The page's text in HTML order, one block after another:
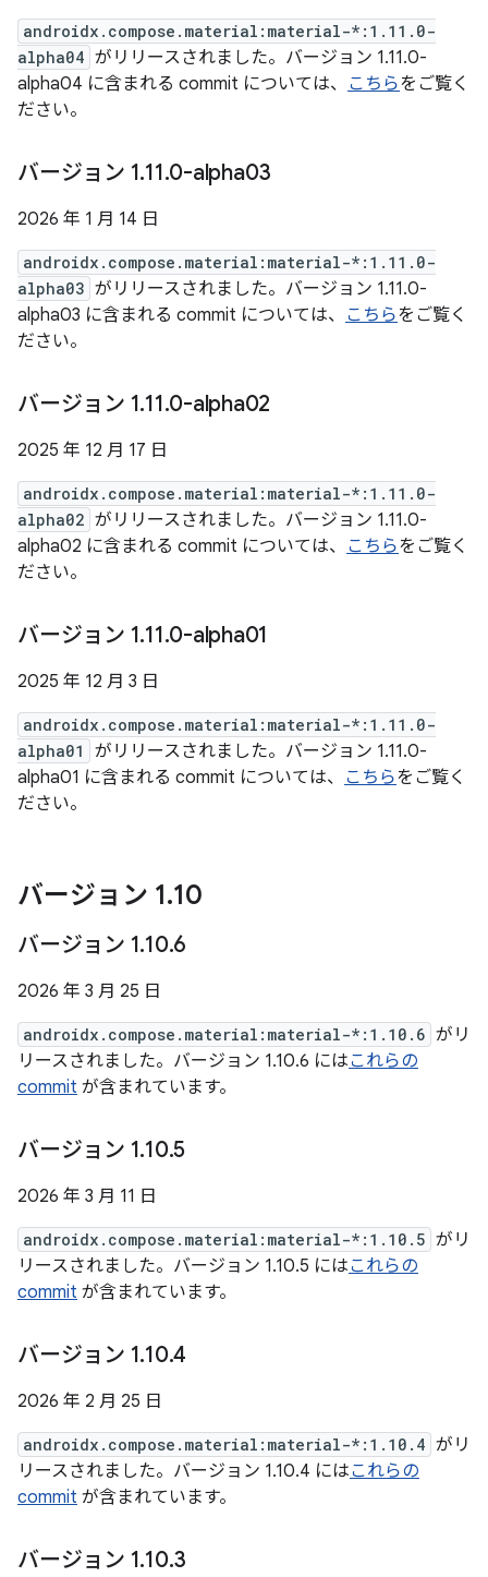
androidx.compose.material:material-*:1.11.0-
alpha04 がリリースされました。バージョン 1.11.0-
alpha04 に含まれる commit については、 こちらをご覧く
ださい。
バージョン 1.11.0-alpha03
2026 年 1 月 14 日
androidx.compose.material:material-*:1.11.0-
alpha03 がリリースされました。バージョン 1.11.0-
alpha03 に含まれる commit については、 こちらをご覧く
ださい。
バージョン 1.11.0-alpha02
2025 年 12 月 17 日
androidx.compose.material:material-*:1.11.0-
alpha02 がリリースされました。バージョン 1.11.0-
alpha02 に含まれる commit については、 こちらをご覧く
ださい。
バージョン 1.11.0-alpha01
2025 年 12 月 3 日
androidx.compose.material:material-*:1.11.0-
alpha01
がリリースされました。バージョン 1.11.0-
alpha01 に含まれる commit については、 こちらをご覧く
ださい。
バージョン 1.10
バージョン 1.10.6
2026 年 3 月 25 日
androidx.compose.material:material-*:1.10.6 がリ
リースされました。バージョン 1.10.6 にはこれらの
commit が含まれています。
バージョン 1.10.5
2026 年 3 月 11 日
androidx.compose.material:material-*:1.10.5 がリ
リースされました。バージョン 1.10.5 にはこれらの
commit が含まれています。
バージョン 1.10.4
2026 年 2 月 25 日
androidx.compose.material:material-*:1.10.4 がリ
リースされました。バージョン 1.10.4 にはこれらの
commit が含まれています。
バージョン 1.10.3